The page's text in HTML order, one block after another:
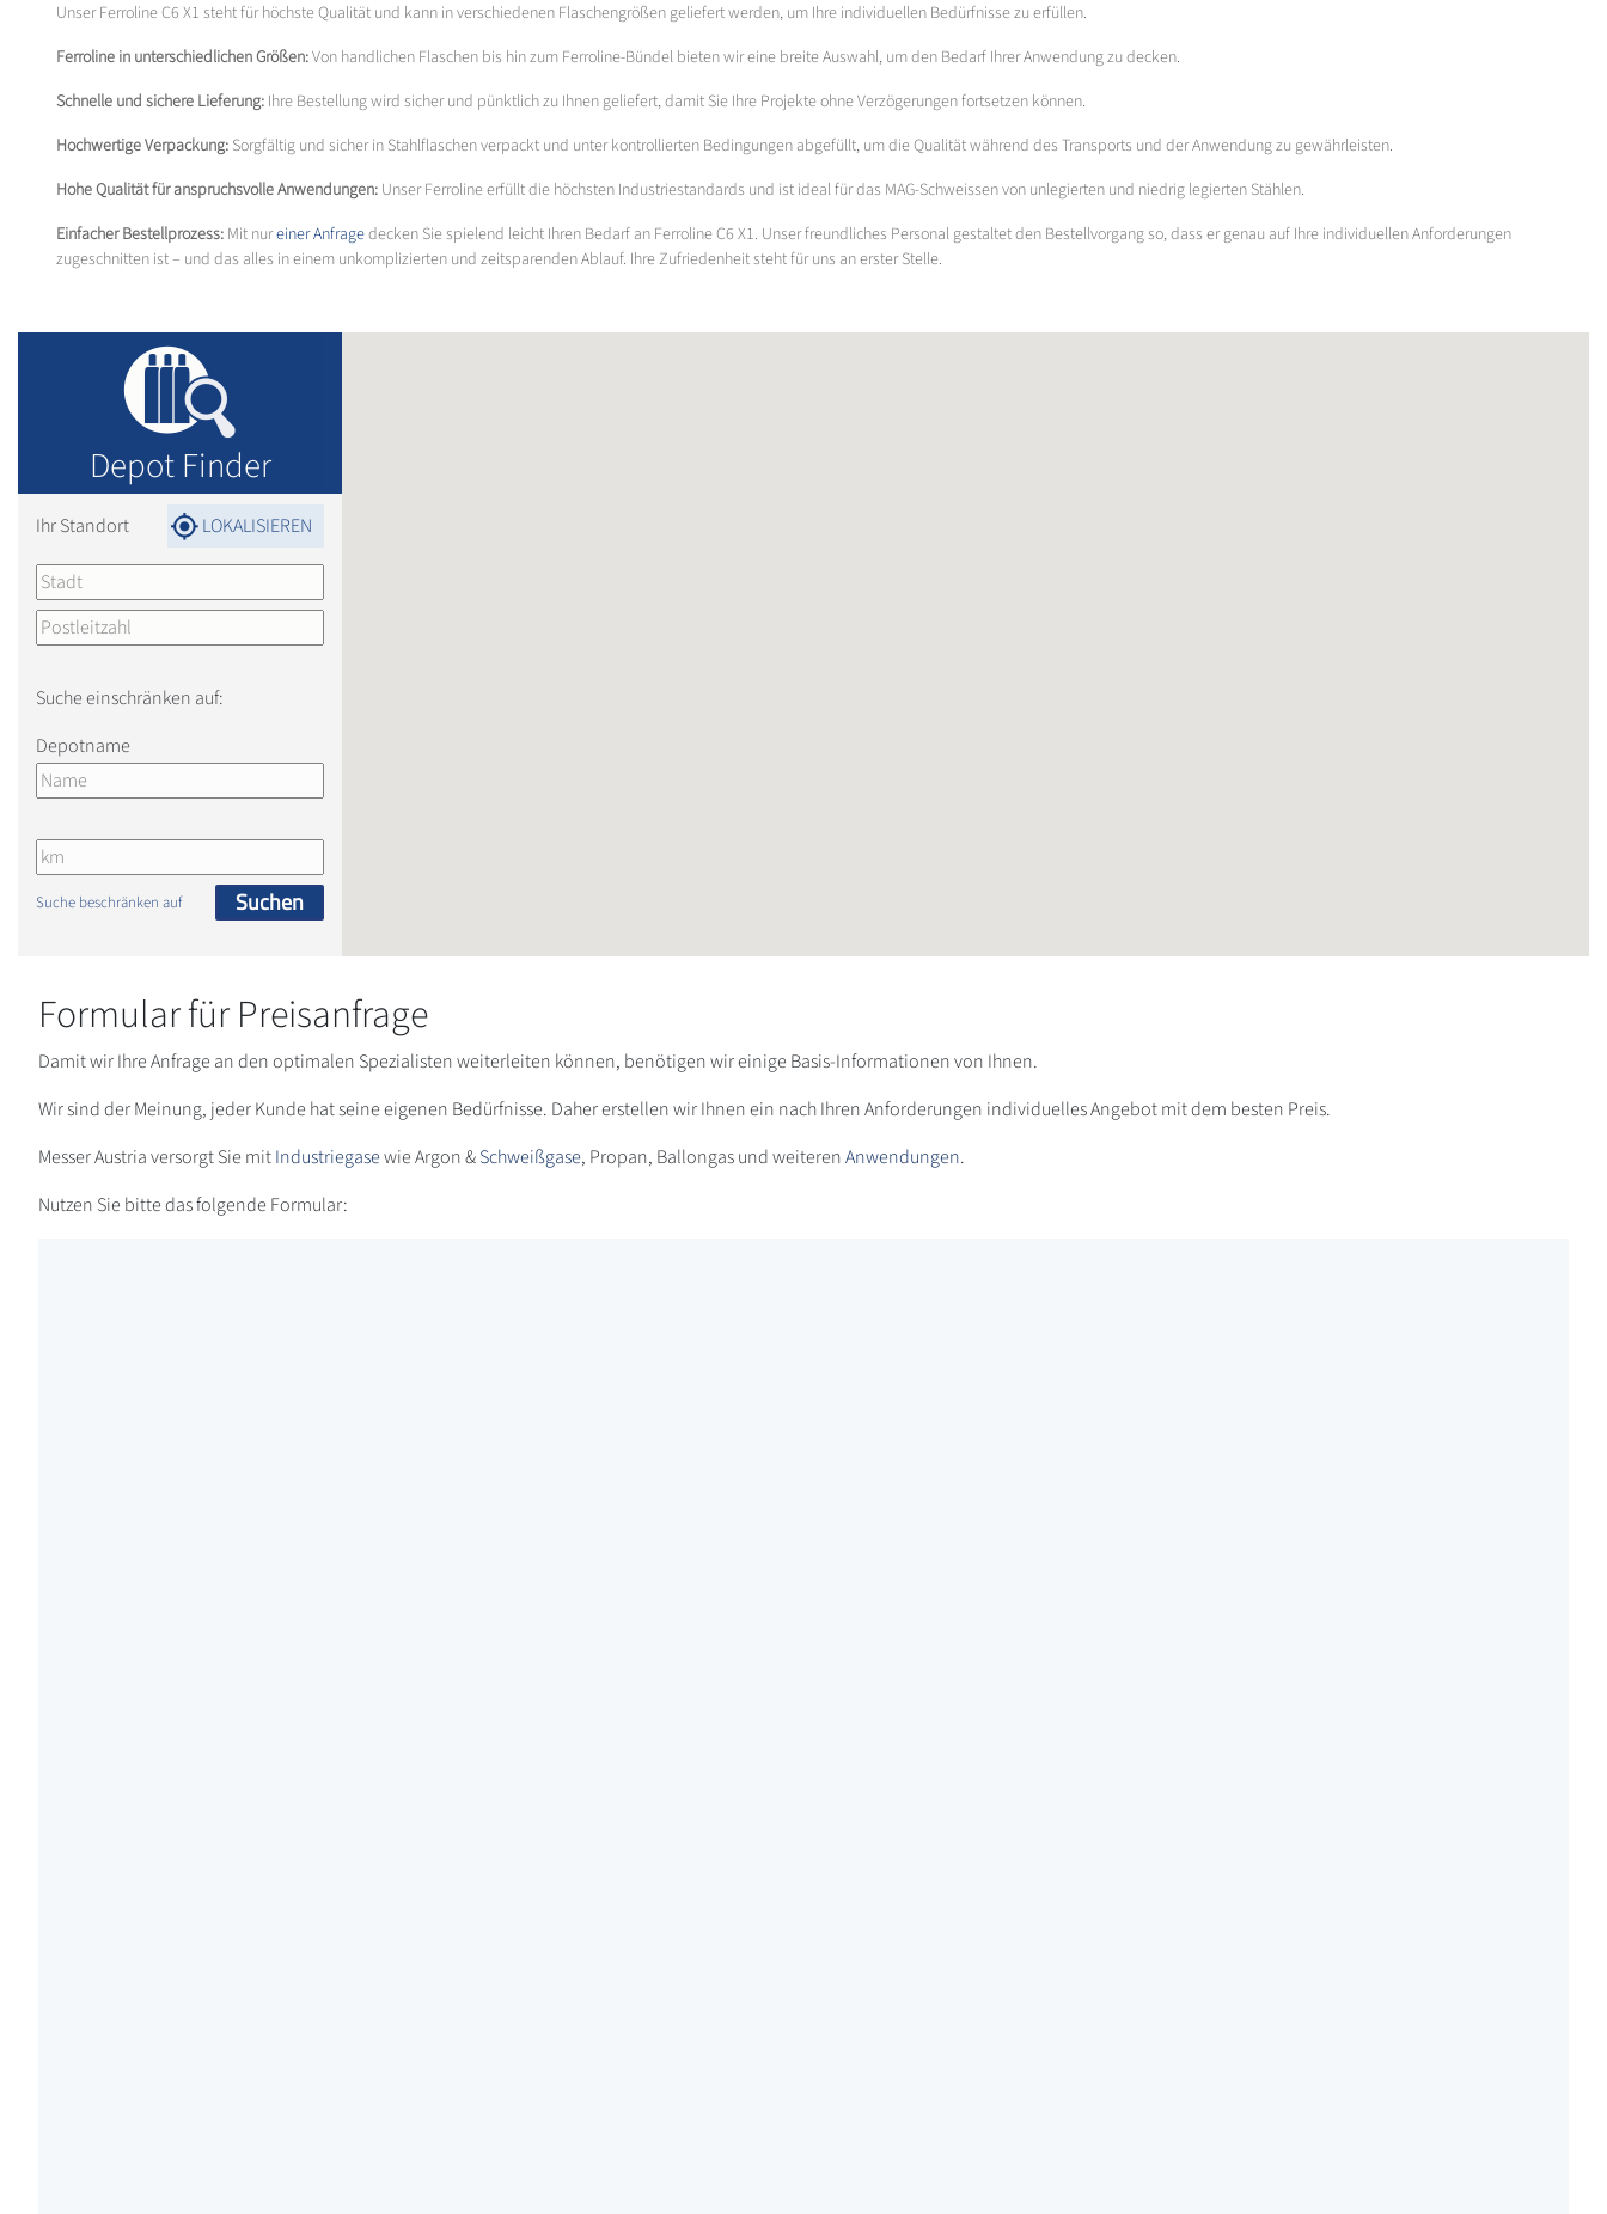
Unser Ferroline C6 X1 steht für höchste Qualität und kann in verschiedenen Flaschengrößen geliefert werden, um Ihre individuellen Bedürfnisse zu erfüllen.
Ferroline in unterschiedlichen Größen:Von handlichen Flaschen bis hin zum Ferroline-Bündel bieten wir eine breite Auswahl, um den Bedarf Ihrer Anwendung zu decken.
Schnelle und sichere Lieferung: Ihre Bestellung wird sicher und pünktlich zu Ihnen geliefert, damit Sie Ihre Projekte ohne Verzögerungen fortsetzen können.
Hochwertige Verpackung: Sorgfältig und sicher in Stahlflaschen verpackt und unter kontrollierten Bedingungen abgefüllt, um die Qualität während des Transports und der Anwendung zu gewährleisten.
Hohe Qualität für anspruchsvolle Anwendungen: Unser Ferroline erfüllt die höchsten Industriestandards und ist ideal für das MAG-Schweissen von unlegierten und niedrig legierten Stählen.
Einfacher Bestellprozess: Mit nureiner Anfragedecken Sie spielend leicht Ihren Bedarf an Ferroline C6 X1. Unser freundliches Personal gestaltet den Bestellvorgang so, dass er genau auf Ihre individuellen Anforderungen
zugeschnitten ist – und das alles in einem unkomplizierten und zeitsparenden Ablauf. Ihre Zufriedenheit steht für uns an erster Stelle.
Depot Finder
Ihr Standort LOKALISIEREN
Suche einschränken auf:
Depotname
Suche beschränken auf Suchen
Formular für Preisanfrage
Damit wir Ihre Anfrage an den optimalen Spezialisten weiterleiten können, benötigen wir einige Basis-Informationen von Ihnen.
Wir sind der Meinung, jeder Kunde hat seine eigenen Bedürfnisse. Daher erstellen wir Ihnen ein nach Ihren Anforderungen individuelles Angebot mit dem besten Preis.
Messer Austria versorgt Sie mitIndustriegasewie Argon &Schweißgase, Propan, Ballongas und weiterenAnwendungen.
Nutzen Sie bitte das folgende Formular: